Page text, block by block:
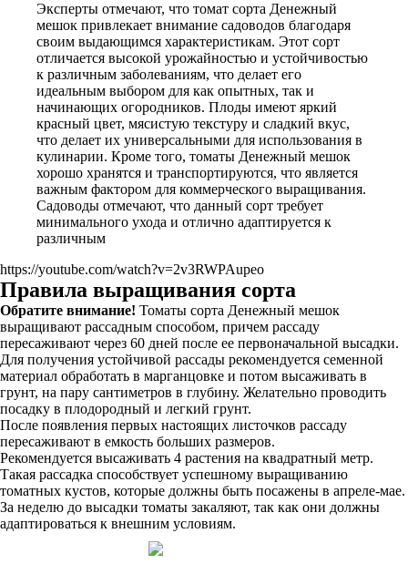
Эксперты отмечают, что томат сорта Денежный
мешок привлекает внимание садоводов благодаря
своим выдающимся характеристикам. Этот сорт
отличается высокой урожайностью и устойчивостью
к различным заболеваниям, что делает его
идеальным выбором для как опытных, так и
начинающих огородников. Плоды имеют яркий
красный цвет, мясистую текстуру и сладкий вкус,
что делает их универсальными для использования в
кулинарии. Кроме того, томаты Денежный мешок
хорошо хранятся и транспортируются, что является
важным фактором для коммерческого выращивания.
Садоводы отмечают, что данный сорт требует
минимального ухода и отлично адаптируется к
различным
https://youtube.com/watch?v=2v3RWPAupeo
Правила выращивания сорта
Обратите внимание! Томаты сорта Денежный мешок
выращивают рассадным способом, причем рассаду
пересаживают через 60 дней после ее первоначальной высадки.
Для получения устойчивой рассады рекомендуется семенной
материал обработать в марганцовке и потом высаживать в
грунт, на пару сантиметров в глубину. Желательно проводить
посадку в плодородный и легкий грунт.
После появления первых настоящих листочков рассаду
пересаживают в емкость больших размеров.
Рекомендуется высаживать 4 растения на квадратный метр.
Такая рассадка способствует успешному выращиванию
томатных кустов, которые должны быть посажены в апреле-мае.
За неделю до высадки томаты закаляют, так как они должны
адаптироваться к внешним условиям.